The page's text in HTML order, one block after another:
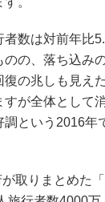
数は対前年比
の、落ち込み
の兆しも見え
が全体として
という2016年
取りまとめた